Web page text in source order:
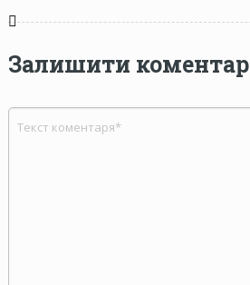
Залишити коментар